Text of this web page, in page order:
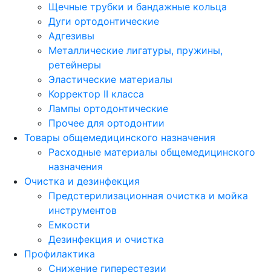
Щечные трубки и бандажные кольца
Дуги ортодонтические
Адгезивы
Металлические лигатуры, пружины,
ретейнеры
Эластические материалы
Корректор II класса
Лампы ортодонтические
Прочее для ортодонтии
Товары общемедицинского назначения
Расходные материалы общемедицинского
назначения
Очистка и дезинфекция
Предстерилизационная очистка и мойка
инструментов
Емкости
Дезинфекция и очистка
Профилактика
Снижение гиперестезии